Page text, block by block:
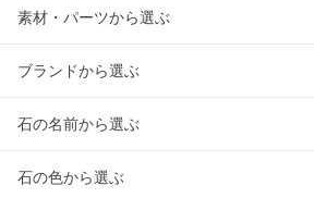
素材・パーツから選ぶ
ブランドから選ぶ
石の名前から選ぶ
石の色から選ぶ